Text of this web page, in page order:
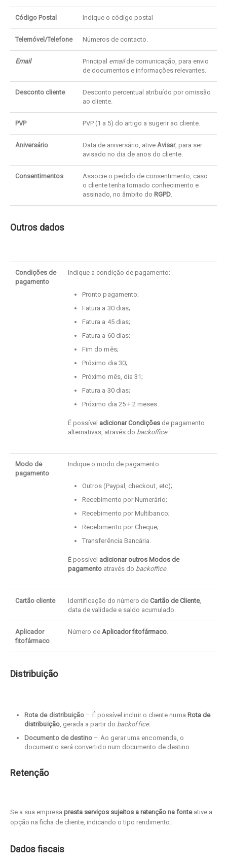
Código Postal Indique o código postal
Telemóvel/Telefone Números de contacto.
Email Principal emailde comunicação, para envio
de documentos e informações relevantes.
Desconto cliente
Desconto percentual atribuído por omissão
ao cliente.
PVP PVP (1 a 5) do artigo a sugerir ao cliente.
Aniversário Data de aniversário, ative Avisar, para ser
avisado no dia de anos do cliente.
Consentimentos
Associe o pedido de consentimento, caso
o cliente tenha tomado conhecimento e
assinado, no âmbito do RGPD.
Outros dados
Condições de
pagamento
Indique a condição de pagamento:
Pronto pagamento;
Fatura a 30 dias;
Fatura a 45 dias;
Fatura a 60 dias;
Fim do mês;
Próximo dia 30;
Próximo mês, dia 31;
Fatura a 30 dias;
Próximo dia 25 + 2 meses.
É possível adicionar Condições de pagamento
alternativas, através do backoffice.
Modo de
pagamento
Indique o modo de pagamento:
Outros (Paypal, checkout, etc);
Recebimento por Numerário;
Recebimento por Multibanco;
Recebimento por Cheque;
Transferência Bancária.
É possível adicionar outros Modos de
pagamento através do backoffice.
Cartão cliente Identificação do número de Cartão de Cliente,
data de validade e saldo acumulado.
Aplicador
fitofármaco
Número de Aplicador fitofármaco.
Distribuição
Rota de distribuição – É possível incluir o cliente numa Rota de
distribuição, gerada a partir do backoffice.
Documento de destino – Ao gerar uma encomenda, o
documento será convertido num documento de destino.
Retenção
Se a sua empresa presta serviços sujeitos a retenção na fonteative a
opção na ficha de cliente, indicando o tipo rendimento.
Dados fiscais